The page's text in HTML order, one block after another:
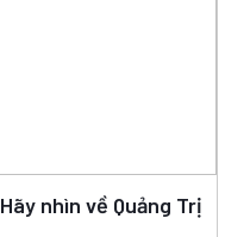
Hãy nhìn về Quảng Trị